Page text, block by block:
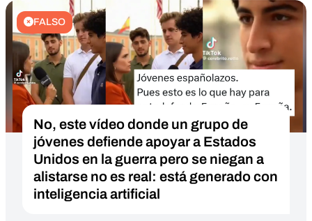
FALSO
No, este vídeo donde un grupo de
jóvenes defiende apoyar a Estados
Unidos en la guerra pero se niegan a
alistarse no es real: está generado con
inteligencia artificial